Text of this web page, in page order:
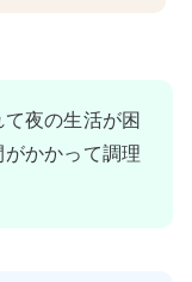
夜の生活が困
かかって調理